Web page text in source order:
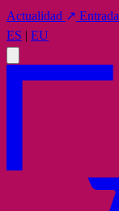
Actualidad ↗
ES | EU